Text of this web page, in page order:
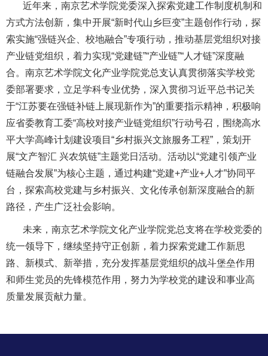
近年来，南京艺术学院党委深入探索党建工作制度机制和
方式方法创新，集中开展“新时代山乡巨变”主题创作行动，探
索实施“强链兴企、校地融合”专项行动，推动基层党组织对接
产业链党组织，着力实现“党建链”“产业链”“人才链”深度融
合。南京艺术学院文化产业学院党总支认真贯彻落实学校党
委部署要求，立足学科专业优势，深入贯彻习近平总书记关
于“江苏要在强链补链上展现新作为”的重要指示精神，积极响
应省委教育工委“高校对接产业链党组织”行动号召，围绕高水
平大学高峰计划建设项目“乡村振兴文旅服务工程”，策划开
展“文产智汇 兴农筑链”主题党日活动。活动以“党建引领产业
链融合发展”为核心主题，通过构建“党建+产业+人才”协同平
台，探索高校党建与乡村振兴、文化传承创新深度融合的新
路径，产生广泛社会影响。
未来，南京艺术学院文化产业学院党总支将在学校党委的
统一领导下，继续坚持守正创新，着力探索党建工作新思
路、新模式、新举措，充分发挥基层党组织的战斗堡垒作用
和师生党员的先锋模范作用，努力为学校党的建设和事业高
质量发展贡献力量。